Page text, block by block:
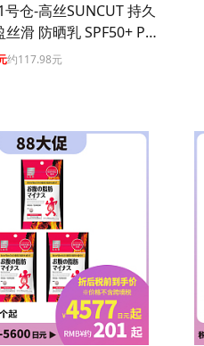
号仓-高丝SUNCUT 持久
滑 防晒乳 SPF50+ PA+
3个装 阻隔紫外线 持久
晒 多重保护 清爽不粘
约117.98元